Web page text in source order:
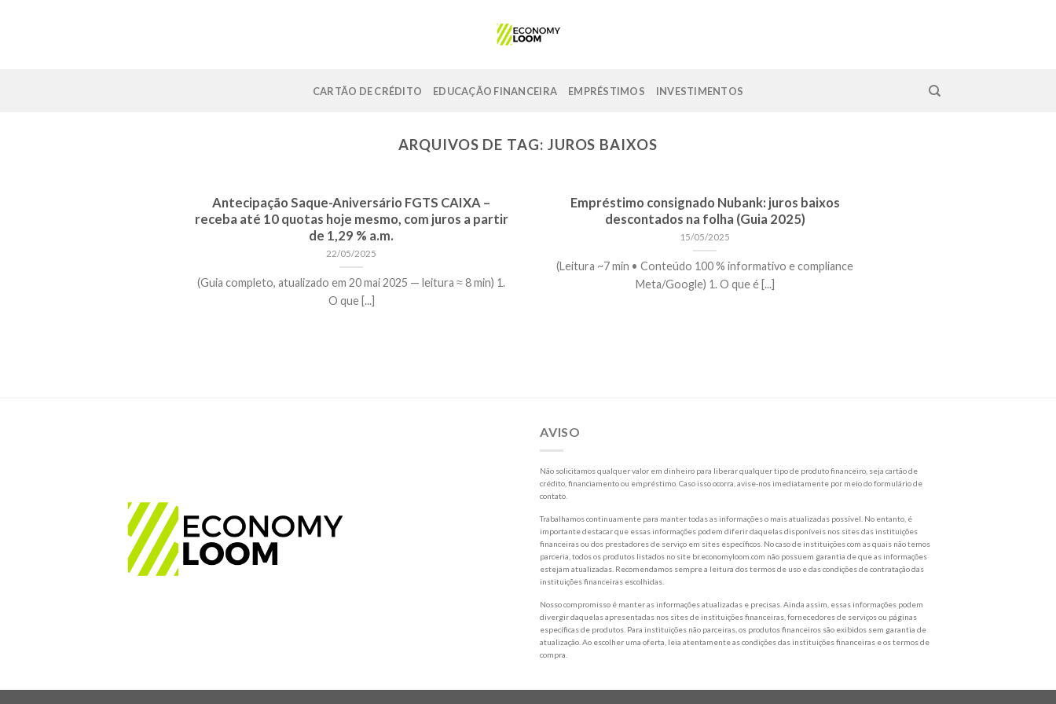
CARTÃO DE CRÉDITO EDUCAÇÃO FINANCEIRA EMPRÉSTIMOS INVESTIMENTOS
ARQUIVOS DE TAG: JUROS BAIXOS
Antecipação Saque-Aniversário FGTS CAIXA –
receba até 10 quotas hoje mesmo, com juros a partir
de 1,29 % a.m.
22/05/2025
(Guia completo, atualizado em 20 mai 2025 — leitura ≈ 8 min) 1.
O que [...]
Empréstimo consignado Nubank: juros baixos
descontados na folha (Guia 2025)
15/05/2025
(Leitura ~7 min • Conteúdo 100 % informativo e compliance
Meta/Google) 1. O que é [...]
AVISO
Não solicitamos qualquer valor em dinheiro para liberar qualquer tipo de produto financeiro, seja cartão de
crédito, financiamento ou empréstimo. Caso isso ocorra, avise-nos imediatamente por meio do formulário de
contato.
Trabalhamos continuamente para manter todas as informações o mais atualizadas possível. No entanto, é
importante destacar que essas informações podem diferir daquelas disponíveis nos sites das instituições
financeiras ou dos prestadores de serviço em sites específicos. No caso de instituições com as quais não temos
parceria, todos os produtos listados no site br.economyloom.com não possuem garantia de que as informações
estejam atualizadas. Recomendamos sempre a leitura dos termos de uso e das condições de contratação das
instituições financeiras escolhidas.
Nosso compromisso é manter as informações atualizadas e precisas. Ainda assim, essas informações podem
divergir daquelas apresentadas nos sites de instituições financeiras, fornecedores de serviços ou páginas
específicas de produtos. Para instituições não parceiras, os produtos financeiros são exibidos sem garantia de
atualização. Ao escolher uma oferta, leia atentamente as condições das instituições financeiras e os termos de
compra.